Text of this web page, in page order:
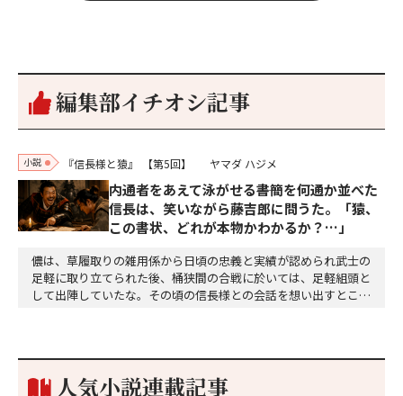
編集部イチオシ記事
小説 『信長様と猿』 【第5回】 ヤマダ ハジメ
内通者をあえて泳がせる――書簡を何通か並べた
信長は、笑いながら藤吉郎に問うた。「猿、
この書状、どれが本物かわかるか？…」
儂は、草履取りの雑用係から日頃の忠義と実績が認められ武士の
足軽に取り立てられた後、桶狭間の合戦に於いては、足軽組頭と
して出陣していたな。その頃の信長様との会話を想い出すとこん
り。どうして勝てたのか、未だにわかりません。…
人気小説連載記事